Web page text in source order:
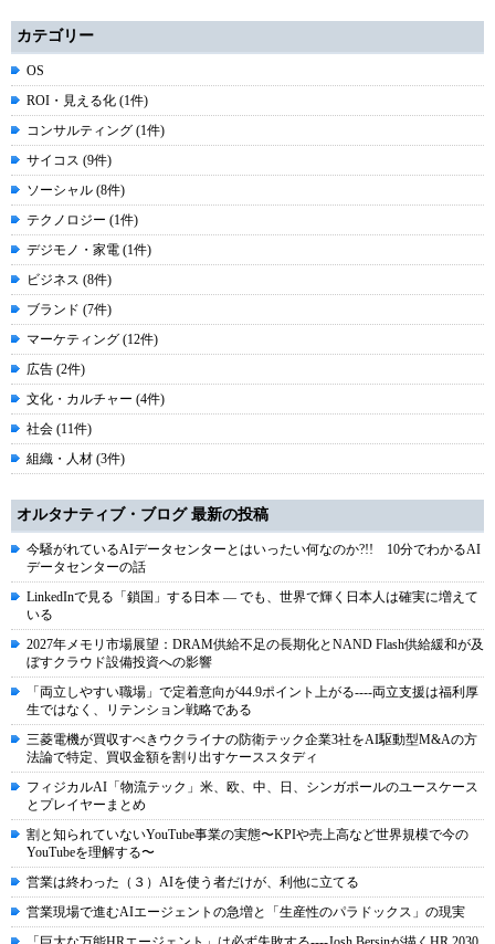
カテゴリー
OS
ROI・見える化 (1件)
コンサルティング (1件)
サイコス (9件)
ソーシャル (8件)
テクノロジー (1件)
デジモノ・家電 (1件)
ビジネス (8件)
ブランド (7件)
マーケティング (12件)
広告 (2件)
文化・カルチャー (4件)
社会 (11件)
組織・人材 (3件)
オルタナティブ・ブログ 最新の投稿
今騒がれているAIデータセンターとはいったい何なのか?!! 10分でわかるAI
データセンターの話
LinkedInで見る「鎖国」する日本 ― でも、世界で輝く日本人は確実に増えて
いる
2027年メモリ市場展望：DRAM供給不足の長期化とNAND Flash供給緩和が及
ぼすクラウド設備投資への影響
「両立しやすい職場」で定着意向が44.9ポイント上がる----両立支援は福利厚
生ではなく、リテンション戦略である
三菱電機が買収すべきウクライナの防衛テック企業3社をAI駆動型M&Aの方
法論で特定、買収金額を割り出すケーススタディ
フィジカルAI「物流テック」米、欧、中、日、シンガポールのユースケース
とプレイヤーまとめ
割と知られていないYouTube事業の実態〜KPIや売上高など世界規模で今の
YouTubeを理解する〜
営業は終わった（３）AIを使う者だけが、利他に立てる
営業現場で進むAIエージェントの急増と「生産性のパラドックス」の現実